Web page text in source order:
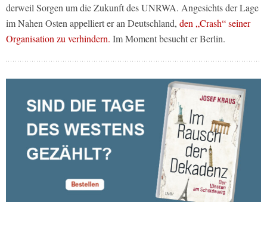
derweil Sorgen um die Zukunft des UNRWA. Angesichts der Lage
im Nahen Osten appelliert er an Deutschland, den „Crash“ seiner
Organisation zu verhindern. Im Moment besucht er Berlin.